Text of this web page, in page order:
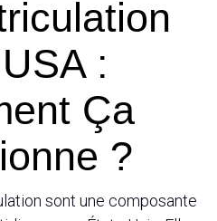
:
Ça
?
sont une composante